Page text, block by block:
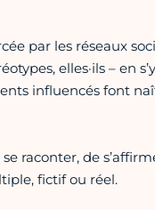
par les réseaux
elles·ils – en
influencés font
raconter, de
fictif ou réel.